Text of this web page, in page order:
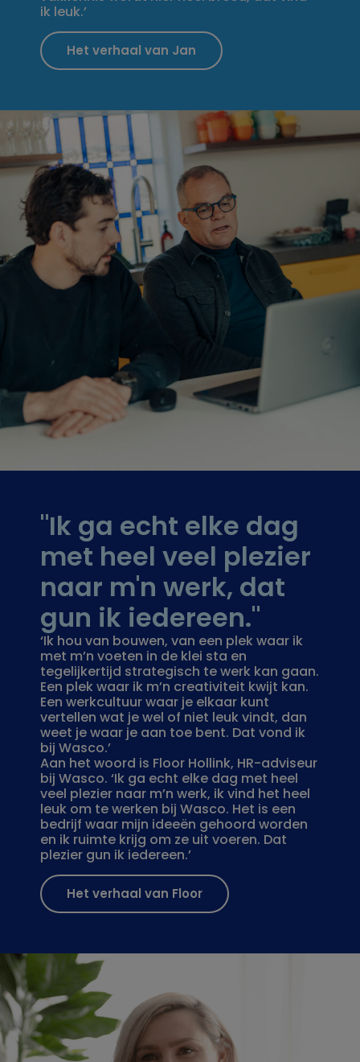
ik leuk.’
Het verhaal van Jan
"Ik ga echt elke dag
met heel veel plezier
naar m'n werk, dat
gun ik iedereen."
‘Ik hou van bouwen, van een plek waar ik
met m’n voeten in de klei sta en
tegelijkertijd strategisch te werk kan gaan.
Een plek waar ik m’n creativiteit kwijt kan.
Een werkcultuur waar je elkaar kunt
vertellen wat je wel of niet leuk vindt, dan
weet je waar je aan toe bent. Dat vond ik
bij Wasco.’
Aan het woord is Floor Hollink, HR-adviseur
bij Wasco. ‘Ik ga echt elke dag met heel
veel plezier naar m’n werk, ik vind het heel
leuk om te werken bij Wasco. Het is een
bedrijf waar mijn ideeën gehoord worden
en ik ruimte krijg om ze uit voeren. Dat
plezier gun ik iedereen.’
Het verhaal van Floor